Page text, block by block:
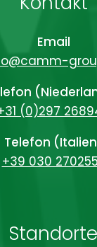
Email
(0)297
Telefon
+39 030
Standorte